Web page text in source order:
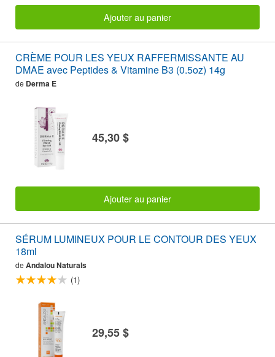
Ajouter au panier
CRÈME POUR LES YEUX RAFFERMISSANTE AU
DMAE avec Peptides & Vitamine B3 (0.5oz) 14g
de Derma E
45,30 $
Ajouter au panier
SÉRUM LUMINEUX POUR LE CONTOUR DES YEUX
18ml
de Andalou Naturals
(1)
29,55 $